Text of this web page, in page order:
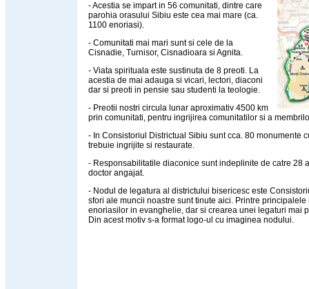
- Acestia se impart in 56 comunitati, dintre care
parohia orasului Sibiu este cea mai mare (ca.
1100 enoriasi).
- Comunitati mai mari sunt si cele de la
Cisnadie, Turnisor, Cisnadioara si Agnita.
- Viata spirituala este sustinuta de 8 preoti. La
acestia de mai adauga si vicari, lectori, diaconi
dar si preoti in pensie sau studenti la teologie.
- Preotii nostri circula lunar aproximativ 4500 km
prin comunitati, pentru ingrijirea comunitatilor si a
- In Consistoriul Districtual Sibiu sunt cca. 80 monumente
trebuie ingrijite si restaurate.
- Responsabilitatile diaconice sunt indeplinite de catre 28
doctor angajat.
- Nodul de legatura al districtului bisericesc este
sfori ale muncii noastre sunt tinute aici. Printre
enoriasilor in evanghelie, dar si crearea unei legaturi mai
Din acest motiv s-a format logo-ul cu imaginea nodului.